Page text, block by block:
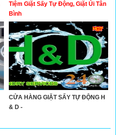
Tiệm Giặt Sấy Tự Động, Giặt Ủi Tân
Bình
CỬA HÀNG GIẶT SẤY TỰ ĐỘNG H
& D -